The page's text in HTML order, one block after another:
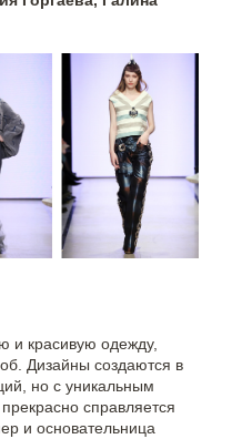
и красивую одежду,
Дизайны создаются в
но с уникальным
справляется
и основательница